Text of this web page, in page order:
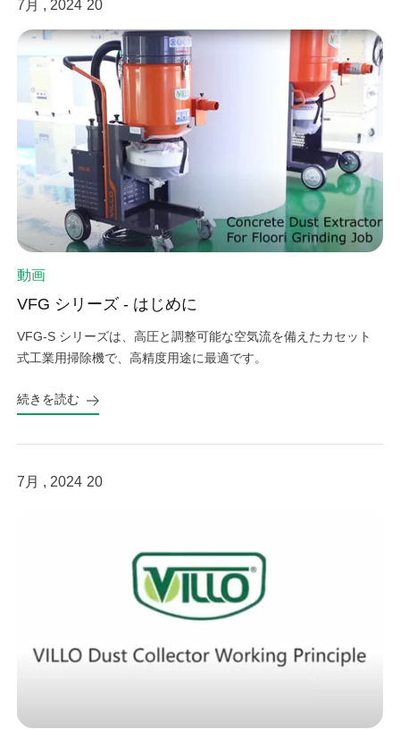
7月 , 2024 20
動画
VFG シリーズ - はじめに
VFG-S シリーズは、高圧と調整可能な空気流を備えたカセット
式工業用掃除機で、高精度用途に最適です。
続きを読む
7月 , 2024 20